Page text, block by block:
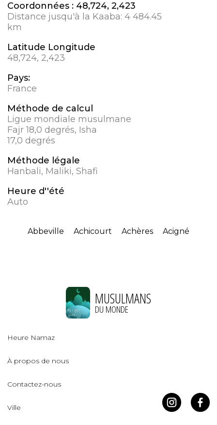
Coordonnées : 48,724, 2,423
Distance jusqu'à la Kaaba: 4 484.45
km
Latitude Longitude
48,724, 2,423
Pays:
France
Méthode de calcul
Ligue mondiale musulmane
Fajr 18,0 degrés, Isha
17,0 degrés
Méthode légale
Hanbali, Maliki, Shafi
Heure d''été
Auto
Abbeville Achicourt Achères Acigné
MUSULMANS
DU MONDE
Heure Namaz
À propos de nous
Contactez-nous
Ville